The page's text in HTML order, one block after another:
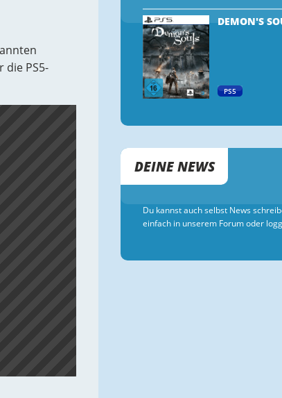
die PS5-
DEMON'S
PS5
DEINE NEWS
Du kannst auch selbst News
einfach in unserem Forum oder